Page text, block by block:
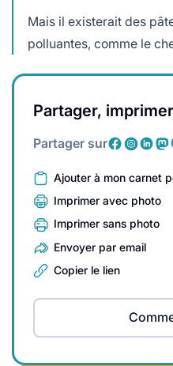
Mais il existerait des
polluantes, comme le
Partager,
Partager sur
Ajouter à mon carnet
Imprimer avec photo
Imprimer sans photo
Envoyer par email
Copier le lien